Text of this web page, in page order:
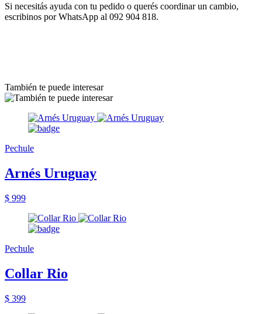
Si necesitás ayuda con tu pedido o querés coordinar un cambio,
escribinos por WhatsApp al 092 904 818.
También te puede interesar
Pechule
Arnés Uruguay
$ 999
Pechule
Collar Rio
$ 399